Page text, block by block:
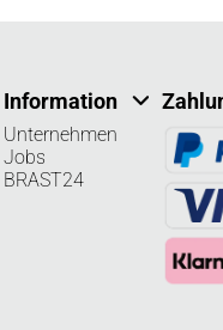
Information
Unternehmen
Jobs
BRAST24